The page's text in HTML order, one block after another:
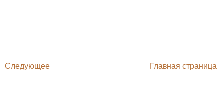
Следующее Главная страница